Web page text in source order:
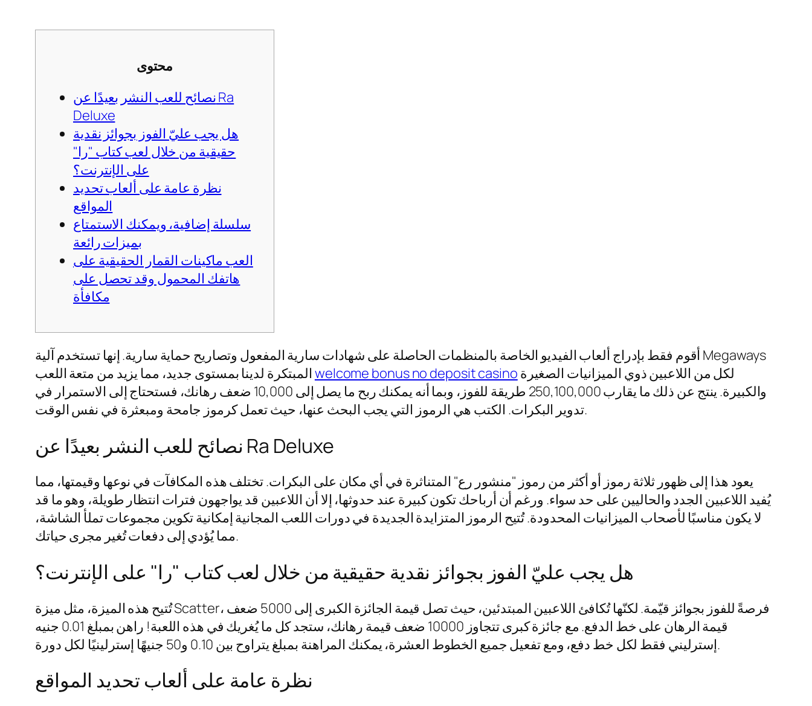
محتوى
نصائح للعب النشر بعيدًا عن Ra
Deluxe
هل يجب عليّ الفوز بجوائز نقدية
حقيقية من خلال لعب كتاب "را"
على الإنترنت؟
نظرة عامة على ألعاب تحديد
المواقع
سلسلة إضافية، ويمكنك الاستمتاع
بميزات رائعة
العب ماكينات القمار الحقيقية على
هاتفك المحمول وقد تحصل على
مكافأة
أقوم فقط بإدراج ألعاب الفيديو الخاصة بالمنظمات الحاصلة على شهادات سارية المفعول وتصاريح حماية سارية. إنها تستخدم آلية Megaways
welcome bonus no deposit casino
والكبيرة. ينتج عن ذلك ما يقارب 250,100,000 طريقة للفوز، وبما أنه يمكنك ربح ما يصل إلى 10,000 ضعف رهانك، فستحتاج إلى الاستمرار في
تدوير البكرات.الكتب هي الرموز التي يجب البحث عنها، حيث تعمل كرموز جامحة ومبعثرة في نفس الوقت.
نصائح للعب النشر بعيدًا عن Ra Deluxe
يعود هذا إلى ظهور ثلاثة رموز أو أكثر من رموز "منشور رع" المتناثرة في أي مكان على البكرات. تختلف هذه المكافآت في نوعها وقيمتها، مما
يُفيد اللاعبين الجدد والحاليين على حد سواء. ورغم أن أرباحك تكون كبيرة عند حدوثها، إلا أن اللاعبين قد يواجهون فترات انتظار طويلة، وهو ما قد
لا يكون مناسبًا لأصحاب الميزانيات المحدودة. تُتيح الرموز المتزايدة الجديدة في دورات اللعب المجانية إمكانية تكوين مجموعات تملأ الشاشة،
مما يُؤدي إلى دفعات تُغير مجرى حياتك.
هل يجب عليّ الفوز بجوائز نقدية حقيقية من خلال لعب كتاب "را" على الإنترنت؟
تُتيح هذه الميزة، مثل ميزة Scatter، فرصةً للفوز بجوائز قيّمة. لكنّها تُكافئ اللاعبين المبتدئين، حيث تصل قيمة الجائزة الكبرى إلى 5000 ضعف
قيمة الرهان على خط الدفع. مع جائزة كبرى تتجاوز 10000 ضعف قيمة رهانك، ستجد كل ما يُغريك في هذه اللعبة! راهن بمبلغ 0.01 جنيه
إسترليني فقط لكل خط دفع، ومع تفعيل جميع الخطوط العشرة، يمكنك المراهنة بمبلغ يتراوح بين 0.10 و50 جنيهًا إسترلينيًا لكل دورة.
نظرة عامة على ألعاب تحديد المواقع